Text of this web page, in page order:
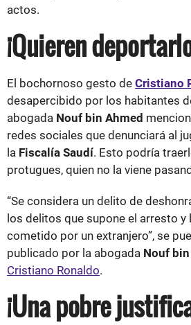
actos.
¡Quieren
El bochornoso gesto de Cristiano
desapercibido por los habitantes
abogada Nouf bin Ahmed
redes sociales que denunciará al
la Fiscalía Saudí. Esto podría
protugues, quien no la viene
“Se considera un delito de
los delitos que supone el arresto y
cometido por un extranjero”, se
publicado por la abogada Nouf
Cristiano Ronaldo.
¡Una pobre